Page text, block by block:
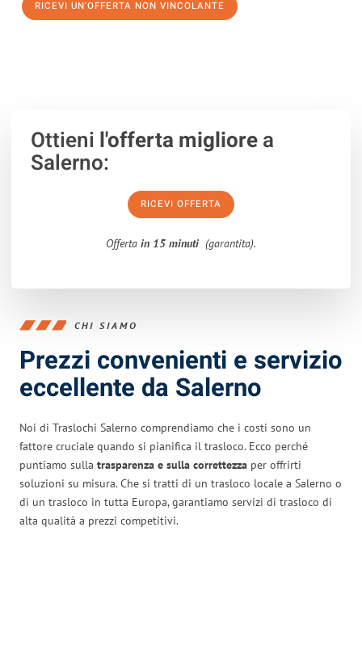
RICEVI UN'OFFERTA NON VINCOLANTE
Ottieni l'offerta migliorea
Salerno:
RICEVI OFFERTA
Offerta in 15 minuti (garantita).
CHI SIAMO
Prezzi convenienti e servizio
eccellente da Salerno
Noi di Traslochi Salerno comprendiamo che i costi sono un
fattore cruciale quando si pianifica il trasloco. Ecco perché
puntiamo sulla trasparenza e sulla correttezza per offrirti
soluzioni su misura. Che si tratti di un trasloco locale a Salerno o
di un trasloco in tutta Europa, garantiamo servizi di trasloco di
alta qualità a prezzi competitivi.